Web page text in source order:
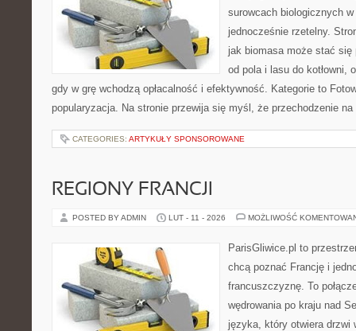
surowcach biologicznych
jednocześnie rzetelny.
jak biomasa może stać się
od pola i lasu do kotłowni,
gdy w grę wchodzą opłacalność i efektywność. Kategorie to
popularyzacja. Na stronie przewija się myśl, że przechodzenie
CATEGORIES: ARTYKUŁY SPONSOROWANE
REGIONY FRANCJI
POSTED BY ADMIN LUT - 11 - 2026 MOŻLIWOŚĆ
ParisGliwice.pl to
chcą poznać Francję i
francuszczyznę. To
wędrowania po kraju nad
języka, który otwiera drzwi